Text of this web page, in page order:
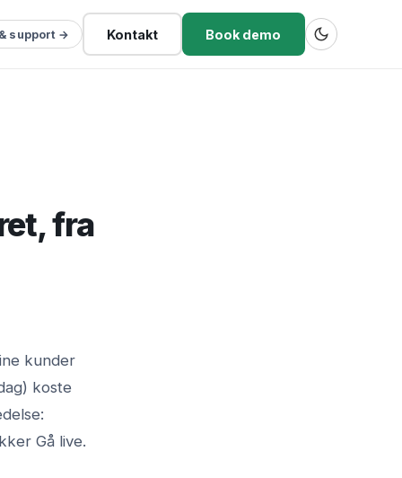
support → Kontakt Book demo
fra
kunder
koste
Gå live.